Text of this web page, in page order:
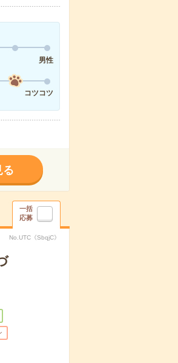
男性
コツコツ
る
一括
応募
No.UTC《SbqjC》